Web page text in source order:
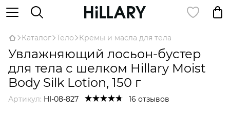
Каталог Тело Кремы и масла для тела
Увлажняющий лосьон-бустер
для тела с шелком Hillary Moist
Body Silk Lotion, 150 г
Артикул: HI-08-827 16 отзывов